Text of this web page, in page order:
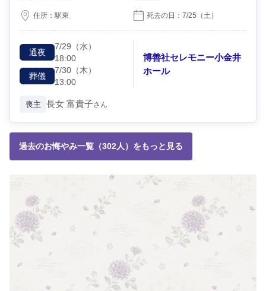
住所：駅東 死去の日：7/25 （土）
通夜
7/29 （水）
18:00
葬儀
7/30 （木）
13:00
博善社セレモニー小金井
ホール
喪主 長女 富貴子さん
過去のお悔やみ一覧（302人）をもっと見る